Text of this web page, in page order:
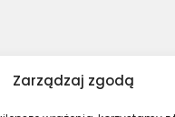
Zarządzaj zgodą